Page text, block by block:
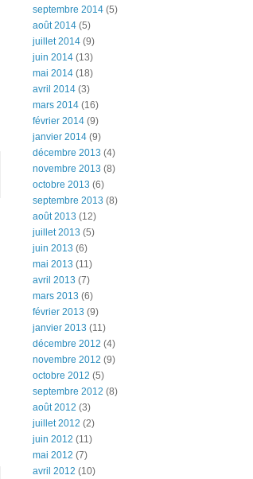
septembre 2014 (5)
août 2014 (5)
juillet 2014 (9)
juin 2014 (13)
mai 2014 (18)
avril 2014 (3)
mars 2014 (16)
février 2014 (9)
janvier 2014 (9)
décembre 2013 (4)
novembre 2013 (8)
octobre 2013 (6)
septembre 2013 (8)
août 2013 (12)
juillet 2013 (5)
juin 2013 (6)
mai 2013 (11)
avril 2013 (7)
mars 2013 (6)
février 2013 (9)
janvier 2013 (11)
décembre 2012 (4)
novembre 2012 (9)
octobre 2012 (5)
septembre 2012 (8)
août 2012 (3)
juillet 2012 (2)
juin 2012 (11)
mai 2012 (7)
avril 2012 (10)